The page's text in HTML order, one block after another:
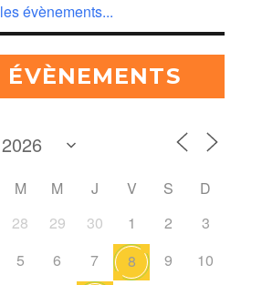
évènements...
ÉVÈNEMENTS
M M J V S
D
28 29 30 1 2
3
5 6 7 8 9
10